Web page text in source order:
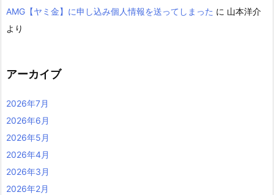
AMG【ヤミ金】に申し込み個人情報を送ってしまった に 山本洋介
より
アーカイブ
2026年7月
2026年6月
2026年5月
2026年4月
2026年3月
2026年2月